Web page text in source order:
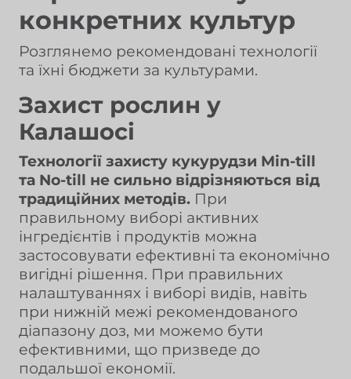
конкретних культур
Розглянемо рекомендовані технології
та їхні бюджети за культурами.
Захист рослин у
Калашосі
Технології захисту кукурудзи Min-till
та No-till не сильно відрізняються від
традиційних методів. При
правильному виборі активних
інгредієнтів і продуктів можна
застосовувати ефективні та економічно
вигідні рішення. При правильних
налаштуваннях і виборі видів, навіть
при нижній межі рекомендованого
діапазону доз, ми можемо бути
ефективними, що призведе до
подальшої економії.